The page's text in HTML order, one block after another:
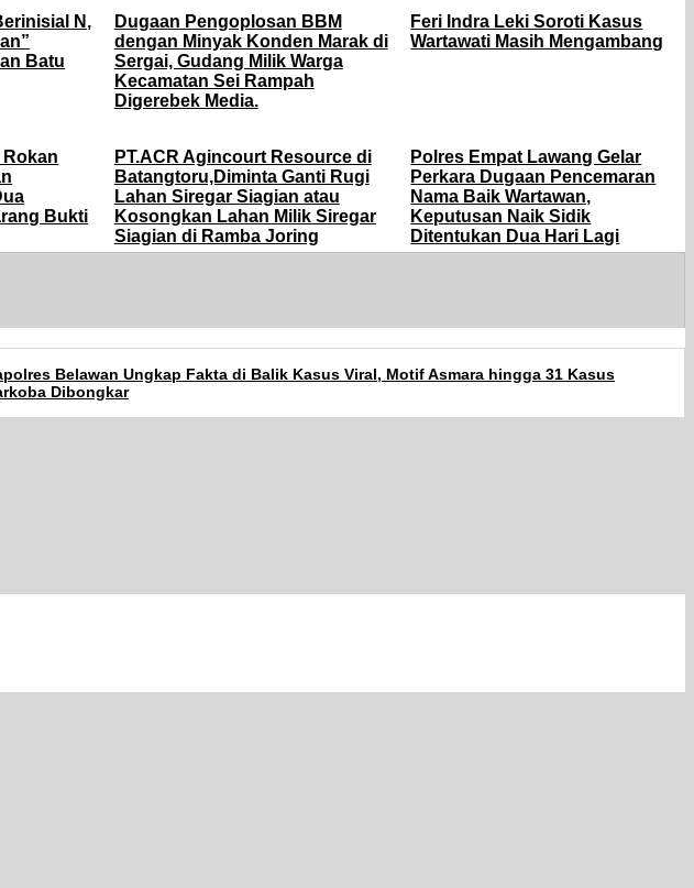
N,
Batu
Dugaan Pengoplosan BBM
dengan Minyak Konden Marak di
Sergai, Gudang Milik Warga
Kecamatan Sei Rampah
Digerebek Media.
Feri Indra Leki Soroti Kasus
Wartawati Masih Mengambang
Bukti
PT.ACR Agincourt Resource di
Batangtoru,Diminta Ganti Rugi
Lahan Siregar Siagian atau
Kosongkan Lahan Milik Siregar
Siagian di Ramba Joring
Polres Empat Lawang Gelar
Perkara Dugaan Pencemaran
Nama Baik Wartawan,
Keputusan Naik Sidik
Ditentukan Dua Hari Lagi
Belawan Ungkap Fakta di Balik Kasus Viral, Motif Asmara hingga 31 Kasus
Dibongkar